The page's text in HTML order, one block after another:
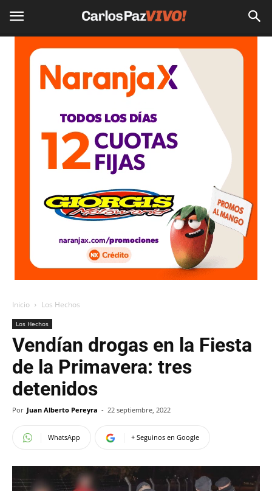
Inicio Los Hechos
Los Hechos
Vendían drogas en la Fiesta
de la Primavera: tres
detenidos
Por Juan Alberto Pereyra - 22 septiembre, 2022
WhatsApp + Seguinos en Google